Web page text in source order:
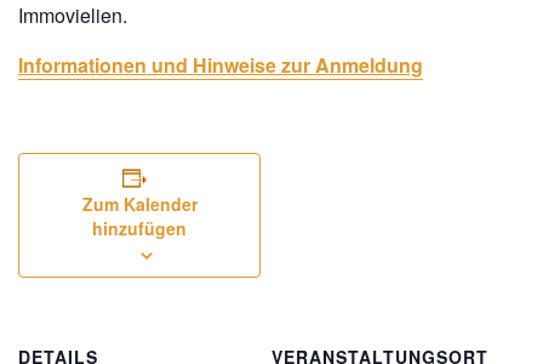
Immovielien.
Informationen und Hinweise zur Anmeldung
Zum Kalender
hinzufügen
DETAILS
VERANSTALTUNGSORT